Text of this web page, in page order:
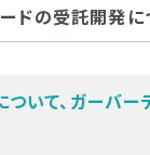
ドの受託開発に
ついて、ガーバ